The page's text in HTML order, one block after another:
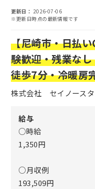
更新日
2026-07-06
※更新日時点の最新情報です
【尼崎市・日払
験歓迎・残業な
徒歩7分・冷暖房
株式会社 セイノース
給与
○時給
1,350円
○月収例
193,509円